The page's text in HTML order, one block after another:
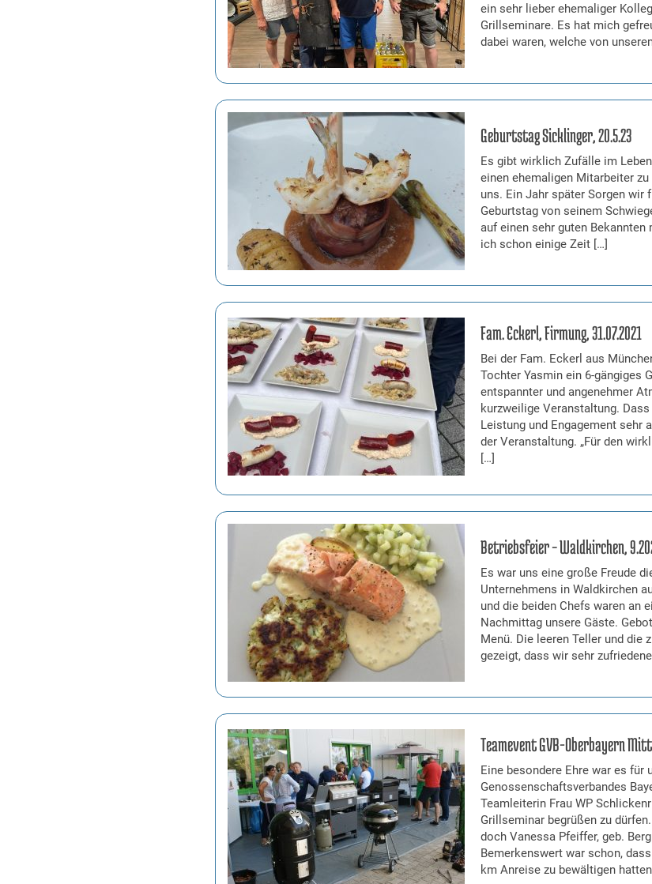
ein sehr lieber ehemaliger
Grillseminare. Es hat mich
dabei waren, welche von
Geburtstag Sicklinger, 20.5.23
Es gibt wirklich Zufälle im
einen ehemaligen Mitarbeiter
uns. Ein Jahr später Sorgen wir
Geburtstag von seinem
auf einen sehr guten
ich schon einige Zeit […]
Fam. Eckerl, Firmung, 31.07.2021
Bei der Fam. Eckerl aus
Tochter Yasmin ein 6-gängiges
entspannter und angenehmer
kurzweilige Veranstaltung.
Leistung und Engagement sehr
der Veranstaltung. „Für den
[…]
Betriebsfeier – Waldkirchen,
Es war uns eine große Freude
Unternehmens in Waldkirchen
und die beiden Chefs waren an
Nachmittag unsere Gäste.
Menü. Die leeren Teller und die
gezeigt, dass wir sehr
Teamevent GVB-Oberbayern
Eine besondere Ehre war es für
Genossenschaftsverbandes
Teamleiterin Frau WP
Grillseminar begrüßen zu
doch Vanessa Pfeiffer, geb.
Bemerkenswert war schon,
km Anreise zu bewältigen